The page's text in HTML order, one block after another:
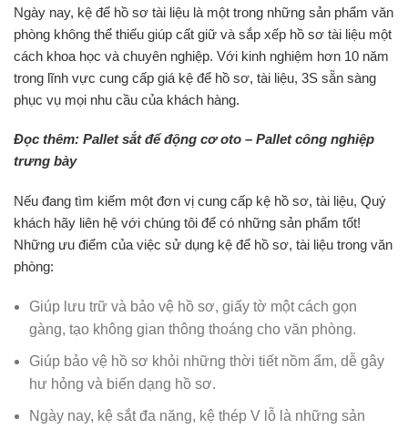
Ngày nay, kệ để hồ sơ tài liệu là một trong những sản phẩm văn
phòng không thể thiếu giúp cất giữ và sắp xếp hồ sơ tài liệu một
cách khoa học và chuyên nghiệp. Với kinh nghiệm hơn 10 năm
trong lĩnh vực cung cấp giá kệ để hồ sơ, tài liệu, 3S sẵn sàng
phục vụ mọi nhu cầu của khách hàng.
Đọc thêm: Pallet sắt để động cơ oto – Pallet công nghiệp
trưng bày
Nếu đang tìm kiếm một đơn vị cung cấp kệ hồ sơ, tài liệu, Quý
khách hãy liên hệ với chúng tôi để có những sản phẩm tốt!
Những ưu điểm của việc sử dụng kệ để hồ sơ, tài liệu trong văn
phòng:
Giúp lưu trữ và bảo vệ hồ sơ, giấy tờ một cách gọn
gàng, tạo không gian thông thoáng cho văn phòng.
Giúp bảo vệ hồ sơ khỏi những thời tiết nồm ẩm, dễ gây
hư hỏng và biến dạng hồ sơ.
Ngày nay, kệ sắt đa năng, kệ thép V lỗ là những sản